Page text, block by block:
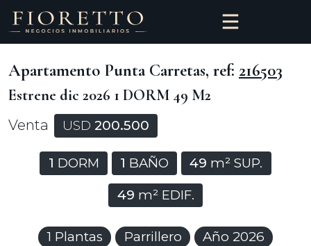
Apartamento Punta Carretas, ref: 216503
Estrene dic 2026 1 DORM 49 M2
Venta USD 200.500
1 DORM 1 BAÑO 49 m² SUP.
49 m² EDIF.
1 Plantas Parrillero
Año 2026